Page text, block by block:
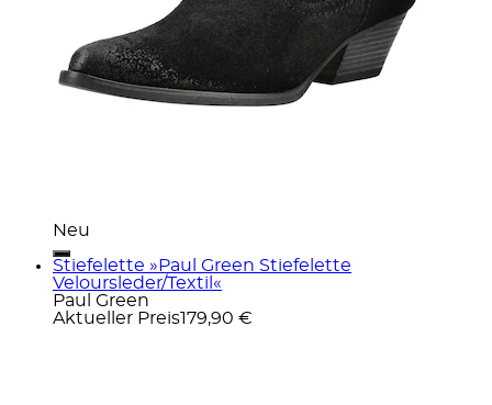
Neu
Stiefelette »Paul Green Stiefelette
Veloursleder/Textil«
Paul Green
Aktueller Preis179,90 €